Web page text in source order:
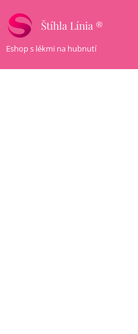
Štíhla Línia ®
Eshop s lékmi na hubnutí